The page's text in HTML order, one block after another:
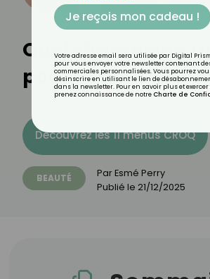
Quel shampoing
pour des cheveux
Découvrez les 11 menus CROQ
BEAUTÉ ParEsmé Perry
Publié le 21/12/2025
Je reçois mon cadeau !
Votre adresse email sera utilisée par Digital
pour vous envoyer votre newsletter contenant
commerciales personnalisées. Vous pourrez
désinscrire en utilisant le lien de
dans la newsletter. Pour en savoir plus et exercer
prenez connaissance de notre Charte de